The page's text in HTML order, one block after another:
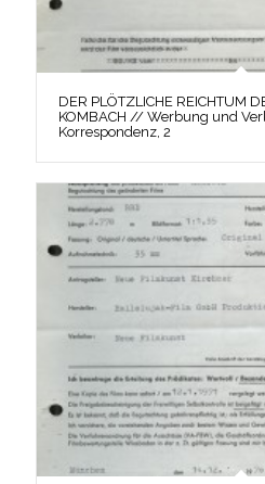
DER PLÖTZLICHE REICHTUM
KOMBACH // Werbung und
Korrespondenz, 2